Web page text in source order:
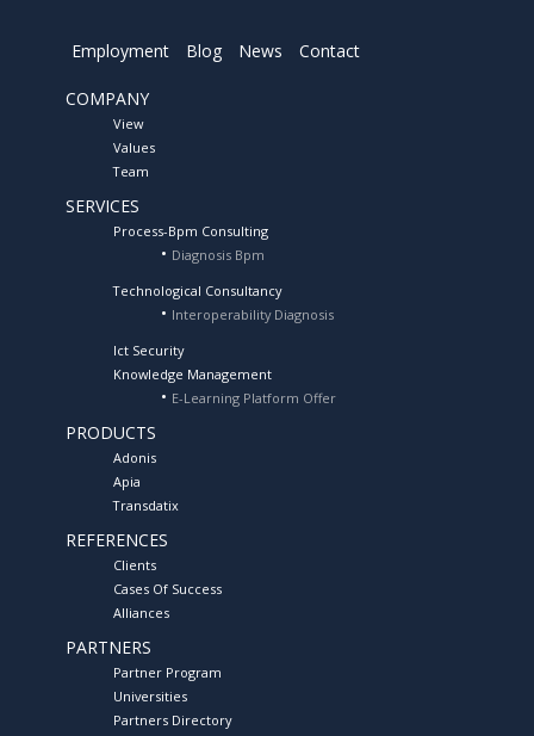
Employment Blog News Contact
COMPANY
View
Values
Team
SERVICES
Process-Bpm Consulting
Diagnosis Bpm
Technological Consultancy
Interoperability Diagnosis
Ict Security
Knowledge Management
E-Learning Platform Offer
PRODUCTS
Adonis
Apia
Transdatix
REFERENCES
Clients
Cases Of Success
Alliances
PARTNERS
Partner Program
Universities
Partners Directory